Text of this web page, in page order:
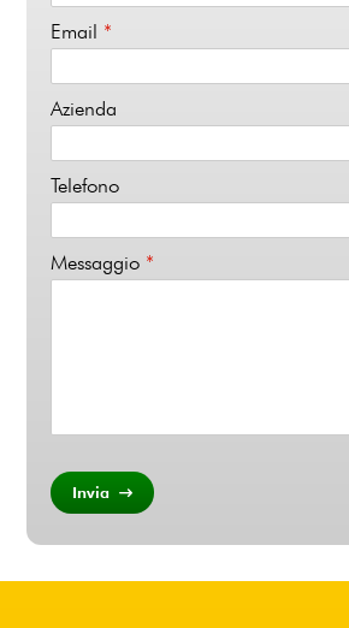
Email *
Azienda
Telefono
Messaggio *
Invia